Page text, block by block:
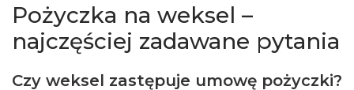
Pożyczka na weksel –
najczęściej zadawane pytania
Czy weksel zastępuje umowę pożyczki?